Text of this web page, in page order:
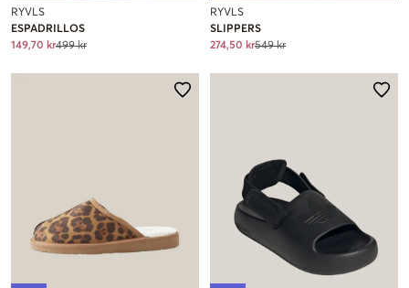
RYVLS
ESPADRILLOS
149,70 kr499 kr
RYVLS
SLIPPERS
274,50 kr549 kr